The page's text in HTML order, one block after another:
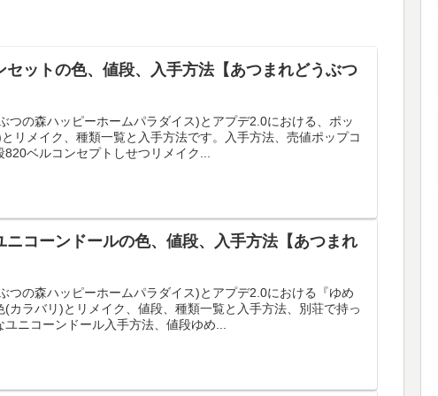
セットの色、値段、入手方法【あつまれどうぶつ
つの森ハッピーホームパラダイス)とアプデ2.0における、ポッ
リメイク、種類一覧と入手方法です。入手方法、売値ポップコ
ベルコンセプトしせつリメイク...
ニコーンドールの色、値段、入手方法【あつまれ
つの森ハッピーホームパラダイス)とアプデ2.0における『ゆめ
カラバリ)とリメイク、値段、種類一覧と入手方法、別荘で持っ
ニコーンドール入手方法、値段ゆめ...